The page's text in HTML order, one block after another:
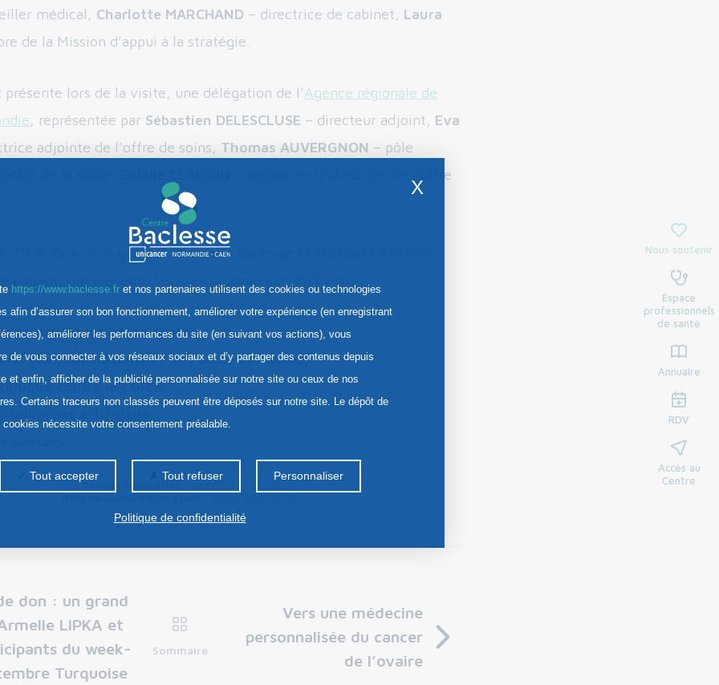
Nous soutenir
Espace
professionnels
de santé
Annuaire
RDV
Accès au
Centre
médical, Charlotte MARCHAND – directrice de cabinet, Laura
de la Mission d’appui à la stratégie.
lors de la visite, une délégation de l’Agence régionale de
, représentée par Sébastien DELESCLUSE – directeur adjoint, Eva
adjointe de l’offre de soins, Thomas AUVERGNON – pôle
de la santé,
– équipe de la direction de l’offre
Directeur général du Centre Baclesse et Michael CANOVAS,
adjoint, ont présenté les axes stratégiques du Centre :
et le pilotage par la qualité,
des coopérations et de l’accès aux soins,
contre le cancer,
artificielle,
cancers.
don : un grand
LIPKA et
du week-
Turquoise
Sommaire
Vers une médecine
personnalisée du cancer
de l’ovaire
X
https://www.baclesse.fr et nos partenaires utilisent des cookies ou technologies
afin d’assurer son bon fonctionnement, améliorer votre expérience (en enregistrant
améliorer les performances du site (en suivant vos actions), vous
de vous connecter à vos réseaux sociaux et d’y partager des contenus depuis
et enfin, afficher de la publicité personnalisée sur notre site ou ceux de nos
Certains traceurs non classés peuvent être déposés sur notre site. Le dépôt de
cookies nécessite votre consentement préalable.
Tout accepter Tout refuser Personnaliser
Politique de confidentialité